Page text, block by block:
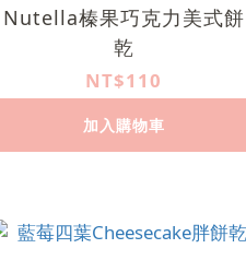
Nutella榛果巧克力美式餅
乾
NT$110
加入購物車